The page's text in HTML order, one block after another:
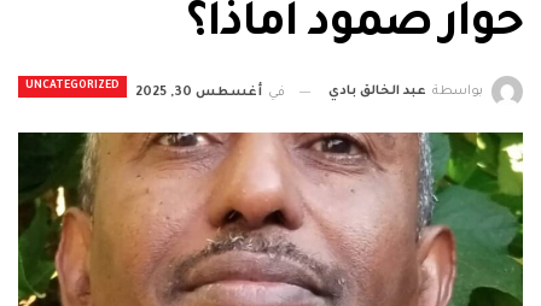
حوار صمود اماذا؟
UNCATEGORIZED بواسطة عبد الخالق بادي في أغسطس 30, 2025